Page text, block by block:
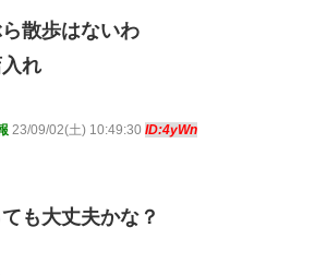
散歩はないわ
れ
23/09/02(土) 10:49:30 ID:4yWn
も大丈夫かな？